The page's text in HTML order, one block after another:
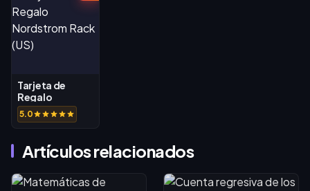
Tarjeta de
Regalo
Nordstrom
Rack (US)
5.0
Artículos relacionados